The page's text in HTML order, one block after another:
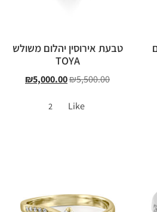
טבעת אירוסין יהלום משולש
TOYA
₪5,500.00
₪5,000.00
Like